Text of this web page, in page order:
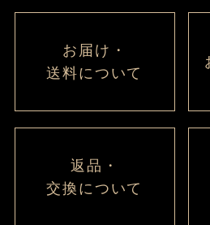
お届け・
送料について
返品・
交換について